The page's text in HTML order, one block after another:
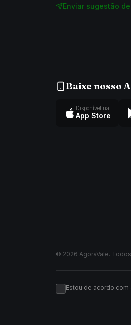
Enviar sugestão
Baixe nosso
Disponível na
App Store
© 2026 AgoraVale.
Estou de acordo com